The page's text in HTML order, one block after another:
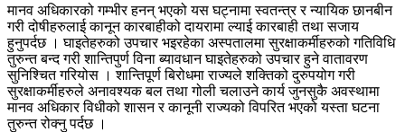
मानव अधिकारको गम्भीर हनन् भएको यस घट्नामा स्वतन्त्र र न्यायिक छानबीन
गरी दोषीहरुलाई कानून कारबाहीको दायरामा ल्याई कारबाही तथा सजाय
हुनुपर्दछ । घाइतेहरुको उपचार भइरहेका अस्पतालमा सुरक्षाकर्मीहरुको गतिविधि
तुरुन्त बन्द गरी शान्तिपुर्ण विना ब्यावधान घाइतेहरुको उपचार हुने वातावरण
सुनिश्चित गरियोस । शान्तिपूर्ण बिरोधमा राज्यले शक्तिको दुरुपयोग गरी
सुरक्षाकर्मीहरुले अनावश्यक बल तथा गोली चलाउने कार्य जुनसुकै अवस्थामा
मानव अधिकार विधीको शासन र कानूनी राज्यको विपरित भएको यस्ता घटना
तुरुन्त रोक्नु पर्दछ ।